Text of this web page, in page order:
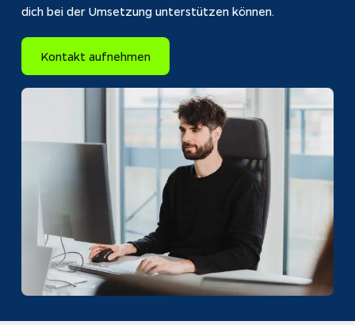
dich bei der Umsetzung unterstützen können.
Kontakt aufnehmen